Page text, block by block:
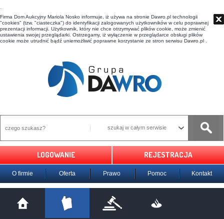
t
Firma Dom Aukcyjny Mariola Nosko informuje, iż używa na stronie Dawro.pl technologii
"cookies" (tzw. "ciasteczka") do identyfikacji zalogowanych użytkowników w celu poprawnej
prezentacji informacji. Użytkownik, który nie chce otrzymywać plików cookie, może zmienić
ustawienia swojej przeglądarki. Ostrzegamy, iż wyłączenie w przeglądarce obsługi plików
cookie może utrudnić bądź uniemożliwić poprawne korzystanie ze stron serwisu Dawro.pl .
szukaj w całym serwisie
LOGOWANIE REJESTRACJA
O firmie Oferta Prawo Pomoc Kontakt